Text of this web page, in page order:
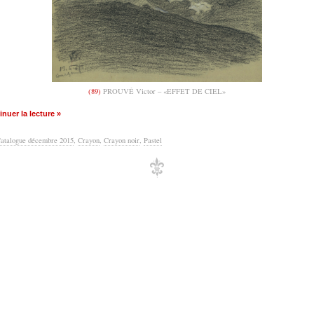
(89) PROUVÉ Victor – «EFFET DE CIEL»
la lecture »
décembre 2015, Crayon, Crayon noir, Pastel